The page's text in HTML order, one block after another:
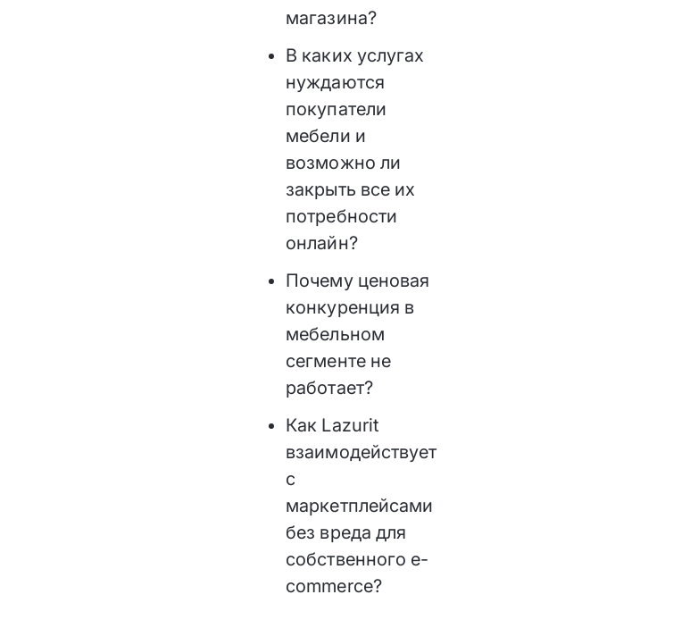
магазина?
В каких услугах
нуждаются
покупатели
мебели и
возможно ли
закрыть все их
потребности
онлайн?
Почему ценовая
конкуренция в
мебельном
сегменте не
работает?
Как Lazurit
взаимодействует
с
маркетплейсами
без вреда для
собственного e-
commerce?